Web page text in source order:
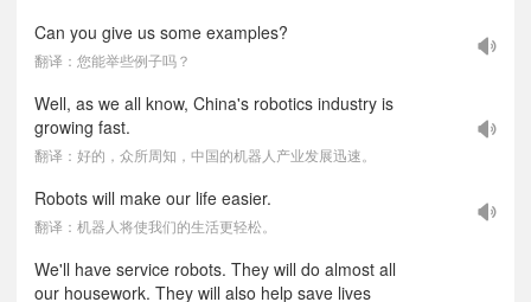
Can you give us some examples?
翻译：您能举些例子吗？
Well, as we all know, China's robotics industry is
growing fast.
翻译：好的，众所周知，中国的机器人产业发展迅速。
Robots will make our life easier.
翻译：机器人将使我们的生活更轻松。
We'll have service robots. They will do almost all
our housework. They will also help save lives